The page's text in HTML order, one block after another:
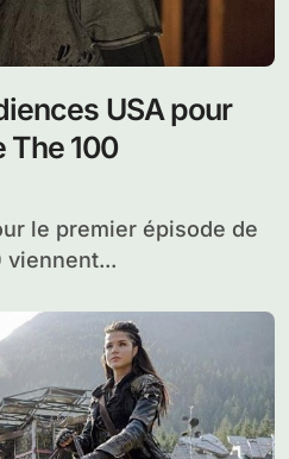
USA pour
The 100
viennent...